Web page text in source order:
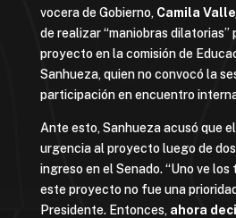
vocera de Gobierno, Camila
de realizar “maniobras dilatorias”
proyecto en la comisión de
Sanhueza, quien no convocó la
participación en encuentro
Ante esto, Sanhueza acusó que
urgencia al proyecto luego de
ingreso en el Senado. “Uno ve
este proyecto no fue una
Presidente. Entonces, ahora